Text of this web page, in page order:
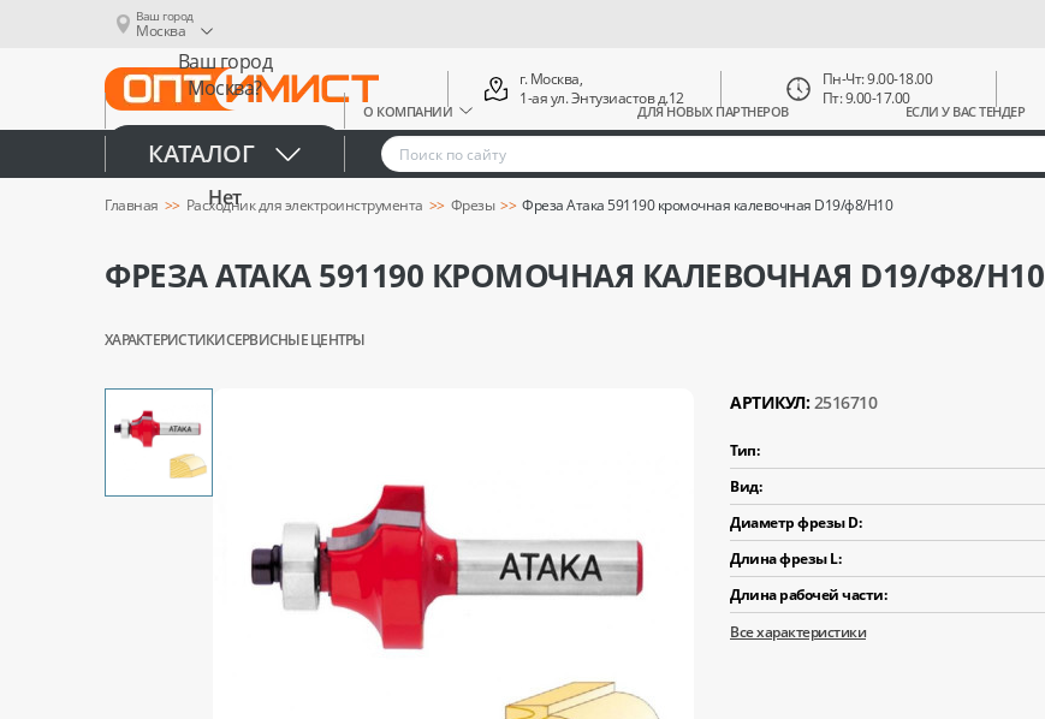
Ваш город
Москва
Ваш город
Москва?
Да
Нет
О КОМПАНИИ ДЛЯ НОВЫХ ПАРТНЕРОВ ЕСЛИ У ВАС ТЕНДЕР
г. Москва,
1-ая ул. Энтузиастов д.12
Пн-Чт: 9.00-18.00
Пт: 9.00-17.00
КАТАЛОГ
Главная Расходник для электроинструмента Фрезы Фреза Атака 591190 кромочная калевочная D19/ф8/H10
ФРЕЗА АТАКА 591190 КРОМОЧНАЯ КАЛЕВОЧНАЯ D19/Ф8/H10
ХАРАКТЕРИСТИКИСЕРВИСНЫЕ ЦЕНТРЫ
АРТИКУЛ: 2516710
Тип:
Вид:
Диаметр фрезы D:
Длина фрезы L:
Длина рабочей части:
Все характеристики